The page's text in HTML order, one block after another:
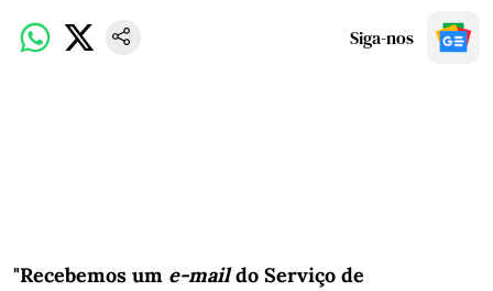
Siga-nos
"Recebemos um e-maildo Serviço de